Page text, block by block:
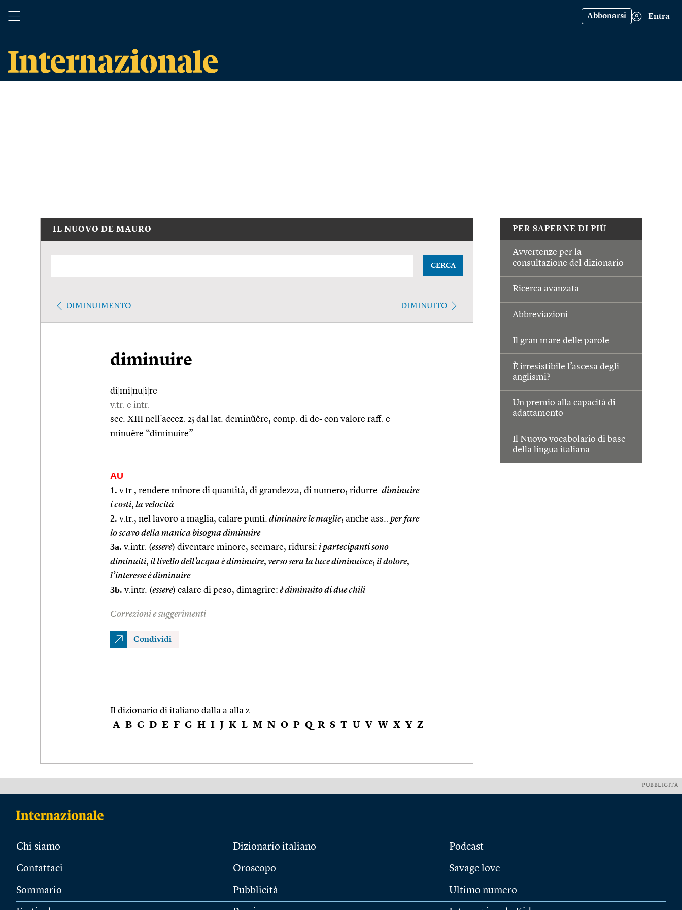
Abbonarsi Entra
PER SAPERNE DI PIÙ
Avvertenze per la
consultazione del dizionario
Ricerca avanzata
Abbreviazioni
Il gran mare delle parole
È irresistibile l’ascesa degli
anglismi?
Un premio alla capacità di
adattamento
Il Nuovo vocabolario di base
della lingua italiana
IL NUOVO DE MAURO
CERCA
DIMINUIMENTO DIMINUITO
diminuire
di mi nu ì re
v.tr. e intr.
sec. XIII nell'accez. 2; dal lat. deminŭĕre, comp. di de- con valore raff. e
minuĕre “diminuire”.
AU
1. v.tr., rendere minore di quantità, di grandezza, di numero; ridurre: diminuire
i costi, la velocità
2. v.tr., nel lavoro a maglia, calare punti: diminuire le maglie; anche ass.: per fare
lo scavo della manica bisogna diminuire
3a. v.intr. (essere) diventare minore, scemare, ridursi: i partecipanti sono
diminuiti, il livello dell’acqua è diminuire, verso sera la luce diminuisce; il dolore,
l’interesse è diminuire
3b. v.intr. (essere) calare di peso, dimagrire: è diminuito di due chili
Correzioni e suggerimenti
Condividi
Il dizionario di italiano dalla a alla z
A B C D E F G H I J K L M N O P Q R S T U V W X Y Z
PUBBLICITÀ
Chi siamo
Contattaci
Sommario
Dizionario italiano
Oroscopo
Pubblicità
Podcast
Savage love
Ultimo numero